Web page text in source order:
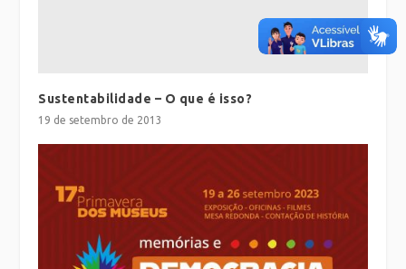
Sustentabilidade – O que é isso?
19 de setembro de 2013